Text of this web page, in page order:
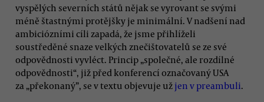
vyspělých severních států nějak se vyrovant se svými
méně štastnými protějšky je minimální. V nadšení nad
ambiciózními cíli zapadá, že jsme přihlíželi
soustředěné snaze velkých znečištovatelů se ze své
odpovědnosti vyvléct. Princip „společné, ale rozdílné
odpovědnosti“, již před konferencí označovaný USA
za „překonaný”, se v textu objevuje už jen v preambuli.